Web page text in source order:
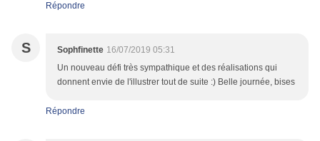
Répondre
S Sophfinette 16/07/2019 05:31
Un nouveau défi très sympathique et des réalisations qui
donnent envie de l'illustrer tout de suite :) Belle journée, bises
Répondre